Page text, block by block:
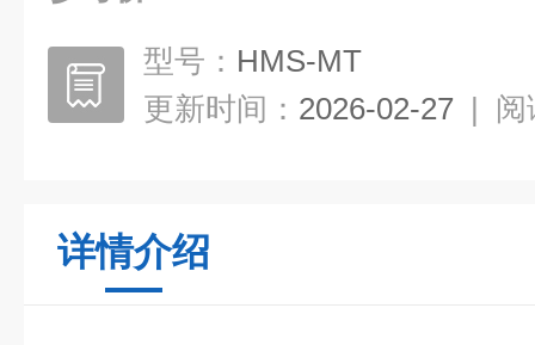
型号： HMS-MT
更新时间： 2026-02-27 | 阅
详情介绍